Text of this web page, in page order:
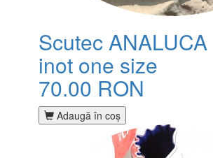
Scutec
inot one size
70.00 RON
Adaugă în coş